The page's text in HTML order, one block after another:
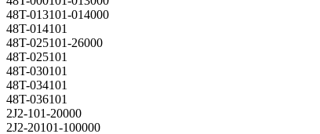
48T-013101-014000
48T-014101
48T-025101-26000
48T-025101
48T-030101
48T-034101
48T-036101
2J2-101-20000
2J2-20101-100000